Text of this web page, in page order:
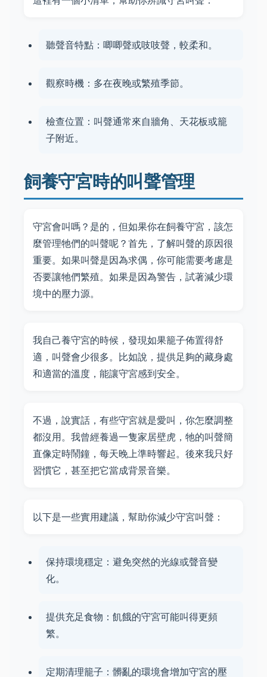
聽聲音特點：唧唧聲或吱吱聲，較柔和。
觀察時機：多在夜晚或繁殖季節。
檢查位置：叫聲通常來自牆角、天花板或籠
子附近。
飼養守宮時的叫聲管理
守宮會叫嗎？是的，但如果你在飼養守宮，該怎
麼管理牠們的叫聲呢？首先，了解叫聲的原因很
重要。如果叫聲是因為求偶，你可能需要考慮是
否要讓牠們繁殖。如果是因為警告，試著減少環
境中的壓力源。
我自己養守宮的時候，發現如果籠子佈置得舒
適，叫聲會少很多。比如說，提供足夠的藏身處
和適當的溫度，能讓守宮感到安全。
不過，說實話，有些守宮就是愛叫，你怎麼調整
都沒用。我曾經養過一隻家居壁虎，牠的叫聲簡
直像定時鬧鐘，每天晚上準時響起。後來我只好
習慣它，甚至把它當成背景音樂。
以下是一些實用建議，幫助你減少守宮叫聲：
保持環境穩定：避免突然的光線或聲音變
化。
提供充足食物：飢餓的守宮可能叫得更頻
繁。
定期清理籠子：髒亂的環境會增加守宮的壓